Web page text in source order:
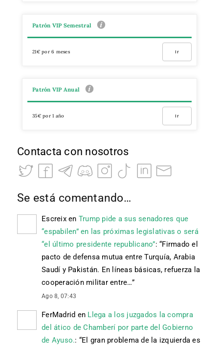
Patrón VIP Semestral
21€ por 6 meses Ir
Patrón VIP Anual
35€ por 1 año Ir
Contacta con nosotros
Se está comentando…
Escreixen Trump pide a sus senadores que
“espabilen” en las próximas legislativas o será
“el último presidente republicano”: “Firmado el
pacto de defensa mutua entre Turquía, Arabia
Saudí y Pakistán. En líneas básicas, refuerza la
cooperación militar entre…”
Ago 8, 07:43
FerMadrid en Llega a los juzgados la compra
del ático de Chamberí por parte del Gobierno
de Ayuso.: “El gran problema de la izquierda es